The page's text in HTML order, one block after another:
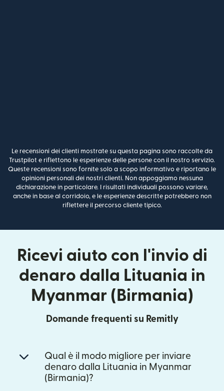
Le recensioni dei clienti mostrate su questa pagina sono raccolte da
Trustpilot e riflettono le esperienze delle persone con il nostro servizio.
Queste recensioni sono fornite solo a scopo informativo e riportano le
opinioni personali dei nostri clienti. Non appoggiamo nessuna
dichiarazione in particolare. I risultati individuali possono variare,
anche in base al corridoio, e le esperienze descritte potrebbero non
riflettere il percorso cliente tipico.
Ricevi aiuto con l'invio di
denaro dalla Lituania in
Myanmar (Birmania)
Domande frequenti su Remitly
Qual è il modo migliore per inviare
denaro dalla Lituania in Myanmar
(Birmania)?